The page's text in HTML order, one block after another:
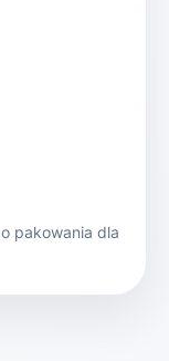
pakowania dla